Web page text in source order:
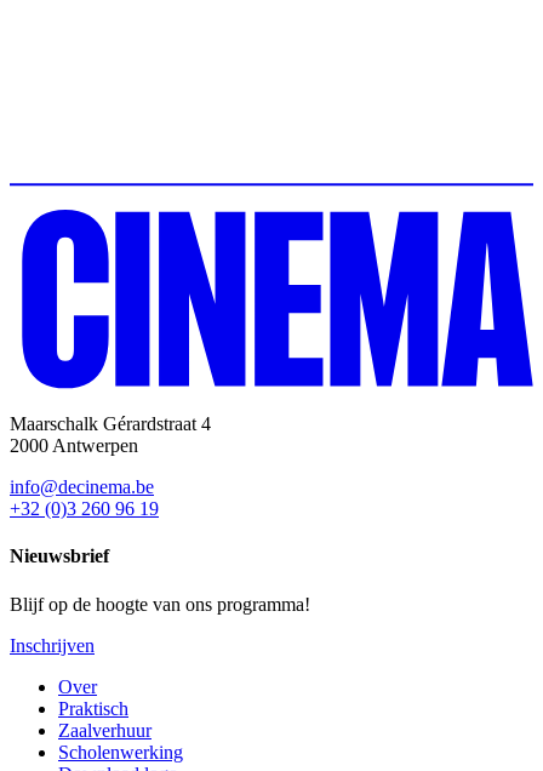
Maarschalk Gérardstraat 4
2000 Antwerpen
info@decinema.be
+32 (0)3 260 96 19
Nieuwsbrief
Blijf op de hoogte van ons programma!
Inschrijven
Over
Praktisch
Zaalverhuur
Scholenwerking